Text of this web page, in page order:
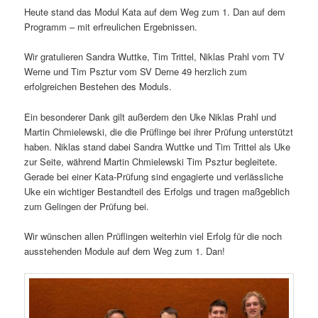
Heute stand das Modul Kata auf dem Weg zum 1. Dan auf dem
Programm – mit erfreulichen Ergebnissen.
Wir gratulieren Sandra Wuttke, Tim Trittel, Niklas Prahl vom TV
Werne und Tim Psztur vom SV Derne 49 herzlich zum
erfolgreichen Bestehen des Moduls.
Ein besonderer Dank gilt außerdem den Uke Niklas Prahl und
Martin Chmielewski, die die Prüflinge bei ihrer Prüfung unterstützt
haben. Niklas stand dabei Sandra Wuttke und Tim Trittel als Uke
zur Seite, während Martin Chmielewski Tim Psztur begleitete.
Gerade bei einer Kata-Prüfung sind engagierte und verlässliche
Uke ein wichtiger Bestandteil des Erfolgs und tragen maßgeblich
zum Gelingen der Prüfung bei.
Wir wünschen allen Prüflingen weiterhin viel Erfolg für die noch
ausstehenden Module auf dem Weg zum 1. Dan!